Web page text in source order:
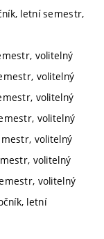
letní semestr,
volitelný
volitelný
volitelný
volitelný
volitelný
volitelný
volitelný
letní